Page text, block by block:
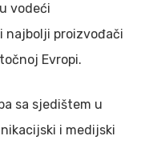
vodeći
najbolji proizvođači
Evropi.
sa sjedištem u
i medijski